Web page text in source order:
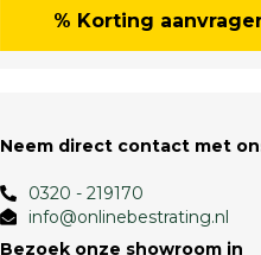
% Korting
Neem direct contact met
0320 - 219170
info@onlinebestrating.nl
Bezoek onze showroom in